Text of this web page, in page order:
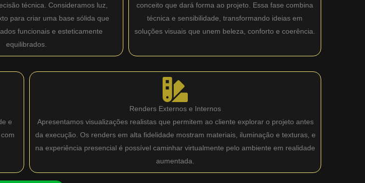
técnica. Consideramos luz,
para criar uma base sólida que
funcionais e esteticamente
equilibrados.
conceito que dará forma ao projeto. Essa fase combina
técnica e sensibilidade, transformando ideias em
soluções visuais que unem beleza, conforto e coerência.
e
Renders Externos e Internos
Apresentamos visualizações realistas que permitem ao cliente explorar o projeto antes
da execução. Os renders em alta fidelidade mostram materiais, iluminação e texturas, e
na experiência presencial é possível caminhar virtualmente pelo ambiente em realidade
aumentada.